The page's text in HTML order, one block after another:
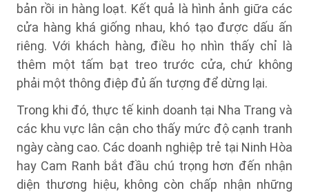
bản rồi in hàng loạt. Kết quả là hình ảnh giữa các
cửa hàng khá giống nhau, khó tạo được dấu ấn
riêng. Với khách hàng, điều họ nhìn thấy chỉ là
thêm một tấm bạt treo trước cửa, chứ không
phải một thông điệp đủ ấn tượng để dừng lại.
Trong khi đó, thực tế kinh doanh tại Nha Trang và
các khu vực lân cận cho thấy mức độ cạnh tranh
ngày càng cao. Các doanh nghiệp trẻ tại Ninh Hòa
hay Cam Ranh bắt đầu chú trọng hơn đến nhận
diện thương hiệu, không còn chấp nhận những